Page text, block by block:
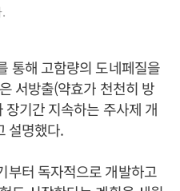
통해 고함량의 도네페질을
서방출(약효가 천천히 방
기간 지속하는 주사제 개
설명했다.
부터 독자적으로 개발하고